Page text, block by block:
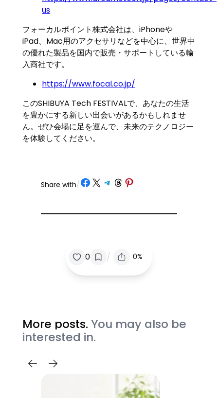
us
フォーカルポイント株式会社は、iPhoneや
iPad、Mac用のアクセサリなどを中心に、世界中
の優れた製品を国内で販売・サポートしている輸
入商社です。
https://www.focal.co.jp/
このSHIBUYA Tech FESTIVALで、あなたの生活
を豊かにする新しい出会いがあるかもしれませ
ん。ぜひ会場に足を運んで、未来のテクノロジー
を体験してください。
Share with/ Share on Facebook
Share on X Share on Telegram
Share on Threads
Share on Pinterest
0 / 0%
More posts. You may also be
interested in.